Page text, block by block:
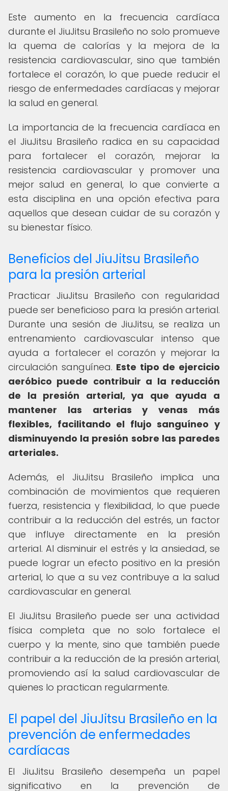
Este aumento en la frecuencia cardíaca
durante el JiuJitsu Brasileño no solo promueve
la quema de calorías y la mejora de la
resistencia cardiovascular, sino que también
fortalece el corazón, lo que puede reducir el
riesgo de enfermedades cardíacas y mejorar
la salud en general.
La importancia de la frecuencia cardíaca en
el JiuJitsu Brasileño radica en su capacidad
para fortalecer el corazón, mejorar la
resistencia cardiovascular y promover una
mejor salud en general, lo que convierte a
esta disciplina en una opción efectiva para
aquellos que desean cuidar de su corazón y
su bienestar físico.
Beneficios del JiuJitsu Brasileño
para la presión arterial
Practicar JiuJitsu Brasileño con regularidad
puede ser beneficioso para la presión arterial.
Durante una sesión de JiuJitsu, se realiza un
entrenamiento cardiovascular intenso que
ayuda a fortalecer el corazón y mejorar la
circulación sanguínea. Este tipo de ejercicio
aeróbico puede contribuir a la reducción
de la presión arterial, ya que ayuda a
mantener las arterias y venas más
flexibles, facilitando el flujo sanguíneo y
disminuyendo la presión sobre las paredes
arteriales.
Además, el JiuJitsu Brasileño implica una
combinación de movimientos que requieren
fuerza, resistencia y flexibilidad, lo que puede
contribuir a la reducción del estrés, un factor
que influye directamente en la presión
arterial. Al disminuir el estrés y la ansiedad, se
puede lograr un efecto positivo en la presión
arterial, lo que a su vez contribuye a la salud
cardiovascular en general.
El JiuJitsu Brasileño puede ser una actividad
física completa que no solo fortalece el
cuerpo y la mente, sino que también puede
contribuir a la reducción de la presión arterial,
promoviendo así la salud cardiovascular de
quienes lo practican regularmente.
El papel del JiuJitsu Brasileño en la
prevención de enfermedades
cardíacas
El JiuJitsu Brasileño desempeña un papel
significativo en la prevención de